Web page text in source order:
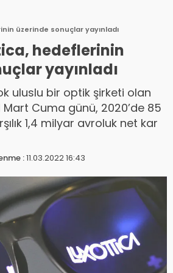
üzerinde sonuçlar yayınladı
hedeflerinin
yayınladı
uluslu bir optik şirketi olan
Mart Cuma günü, 2020’de 85
1,4 milyar avroluk net kar
:11.03.2022 16:43